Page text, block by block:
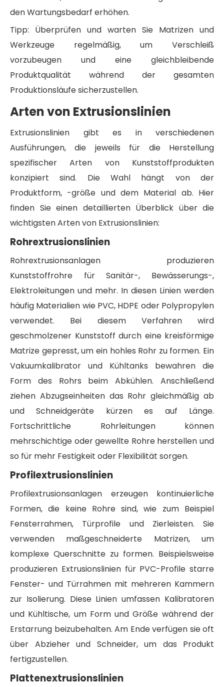
den Wartungsbedarf erhöhen.
Tipp: Überprüfen und warten Sie Matrizen und
Werkzeuge regelmäßig, um Verschleiß
vorzubeugen und eine gleichbleibende
Produktqualität während der gesamten
Produktionsläufe sicherzustellen.
Arten von Extrusionslinien
Extrusionslinien gibt es in verschiedenen
Ausführungen, die jeweils für die Herstellung
spezifischer Arten von Kunststoffprodukten
konzipiert sind. Die Wahl hängt von der
Produktform, -größe und dem Material ab. Hier
finden Sie einen detaillierten Überblick über die
wichtigsten Arten von Extrusionslinien:
Rohrextrusionslinien
Rohrextrusionsanlagen produzieren
Kunststoffrohre für Sanitär-, Bewässerungs-,
Elektroleitungen und mehr. In diesen Linien werden
häufig Materialien wie PVC, HDPE oder Polypropylen
verwendet. Bei diesem Verfahren wird
geschmolzener Kunststoff durch eine kreisförmige
Matrize gepresst, um ein hohles Rohr zu formen. Ein
Vakuumkalibrator und Kühltanks bewahren die
Form des Rohrs beim Abkühlen. Anschließend
ziehen Abzugseinheiten das Rohr gleichmäßig ab
und Schneidgeräte kürzen es auf Länge.
Fortschrittliche Rohrleitungen können
mehrschichtige oder gewellte Rohre herstellen und
so für mehr Festigkeit oder Flexibilität sorgen.
Profilextrusionslinien
Profilextrusionsanlagen erzeugen kontinuierliche
Formen, die keine Rohre sind, wie zum Beispiel
Fensterrahmen, Türprofile und Zierleisten. Sie
verwenden maßgeschneiderte Matrizen, um
komplexe Querschnitte zu formen. Beispielsweise
produzieren Extrusionslinien für PVC-Profile starre
Fenster- und Türrahmen mit mehreren Kammern
zur Isolierung. Diese Linien umfassen Kalibratoren
und Kühltische, um Form und Größe während der
Erstarrung beizubehalten. Am Ende verfügen sie oft
über Abzieher und Schneider, um das Produkt
fertigzustellen.
Plattenextrusionslinien